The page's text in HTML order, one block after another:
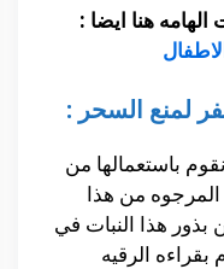
هنا ايضا :
لمنع السحر :
باستعمالها من
من هذا
هذا النبات في
الرقيه